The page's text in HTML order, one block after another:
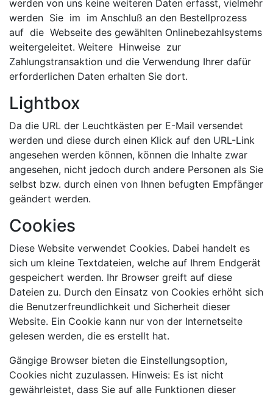
werden von uns keine weiteren Daten erfasst, vielmehr
werden Sie im im Anschluß an den Bestellprozess
auf die Webseite des gewählten Onlinebezahlsystems
weitergeleitet. Weitere Hinweise zur
Zahlungstransaktion und die Verwendung Ihrer dafür
erforderlichen Daten erhalten Sie dort.
Lightbox
Da die URL der Leuchtkästen per E-Mail versendet
werden und diese durch einen Klick auf den URL-Link
angesehen werden können, können die Inhalte zwar
angesehen, nicht jedoch durch andere Personen als Sie
selbst bzw. durch einen von Ihnen befugten Empfänger
geändert werden.
Cookies
Diese Website verwendet Cookies. Dabei handelt es
sich um kleine Textdateien, welche auf Ihrem Endgerät
gespeichert werden. Ihr Browser greift auf diese
Dateien zu. Durch den Einsatz von Cookies erhöht sich
die Benutzerfreundlichkeit und Sicherheit dieser
Website. Ein Cookie kann nur von der Internetseite
gelesen werden, die es erstellt hat.
Gängige Browser bieten die Einstellungsoption,
Cookies nicht zuzulassen. Hinweis: Es ist nicht
gewährleistet, dass Sie auf alle Funktionen dieser